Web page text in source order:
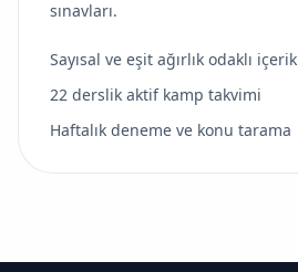
sınavları.
Sayısal ve eşit ağırlık odaklı içerik
22 derslik aktif kamp takvimi
Haftalık deneme ve konu tarama